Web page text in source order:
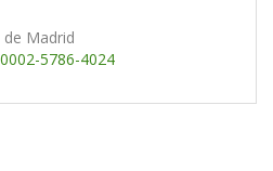
Madrid
5786-4024